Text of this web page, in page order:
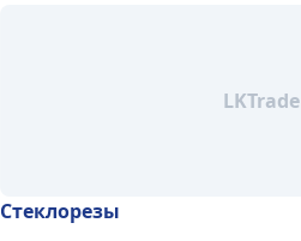
Стеклорезы